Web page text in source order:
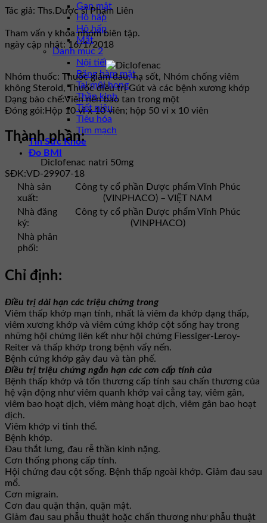
Gan mật
Hô hấp
Hô hấp
Mắt
Danh mục 2
Nội tiết
Răng hàm mặt
Tai mũi họng
Thần kinh
Tiết niệu
Tiêu hóa
Tim mạch
Tin Sức Khỏe
Đo BMI
Tác giả: Ths.Dược sĩ Phạm Liên
Tham vấn y khoa nhóm biên tập.
ngày cập nhật: 16/1/2018
Nhóm thuốc: Thuốc giảm đau, hạ sốt, Nhóm chống viêm
không Steroid, Thuốc điều trị Gút và các bệnh xương khớp
Dạng bào chế:Viên nén bao tan trong một
Đóng gói: Hộp 10 vỉ x 10 viên; hộp 50 vỉ x 10 viên
Thành phần:
Diclofenac natri 50mg
SĐK:VD-29907-18
Nhà sản
xuất:
Công ty cổ phần Dược phẩm Vĩnh Phúc
(VINPHACO) – VIỆT NAM
Nhà đăng
ký:
Công ty cổ phần Dược phẩm Vĩnh Phúc
(VINPHACO)
Nhà phân
phối:
Chỉ định:
Điều trị dài hạn các triệu chứng trong
Viêm thấp khớp mạn tính, nhất là viêm đa khớp dạng thấp,
viêm xương khớp và viêm cứng khớp cột sống hay trong
những hội chứng liên kết như hội chứng Fiessiger-Leroy-
Reiter và thấp khớp trong bệnh vẩy nến.
Bệnh cứng khớp gây đau và tàn phế.
Điều trị triệu chứng ngắn hạn các cơn cấp tính của
Bệnh thấp khớp và tổn thương cấp tính sau chấn thương của
hệ vận động như viêm quanh khớp vai cẳng tay, viêm gân,
viêm bao hoạt dịch, viêm màng hoạt dịch, viêm gân bao hoạt
dịch.
Viêm khớp vi tinh thể.
Bệnh khớp.
Đau thắt lưng, đau rễ thần kinh nặng.
Cơn thống phong cấp tính.
Hội chứng đau cột sống. Bệnh thấp ngoài khớp. Giảm đau sau
mổ.
Cơn migrain.
Cơn đau quặn thận, quặn mật.
Giảm đau sau phẫu thuật hoặc chấn thương như phẫu thuật